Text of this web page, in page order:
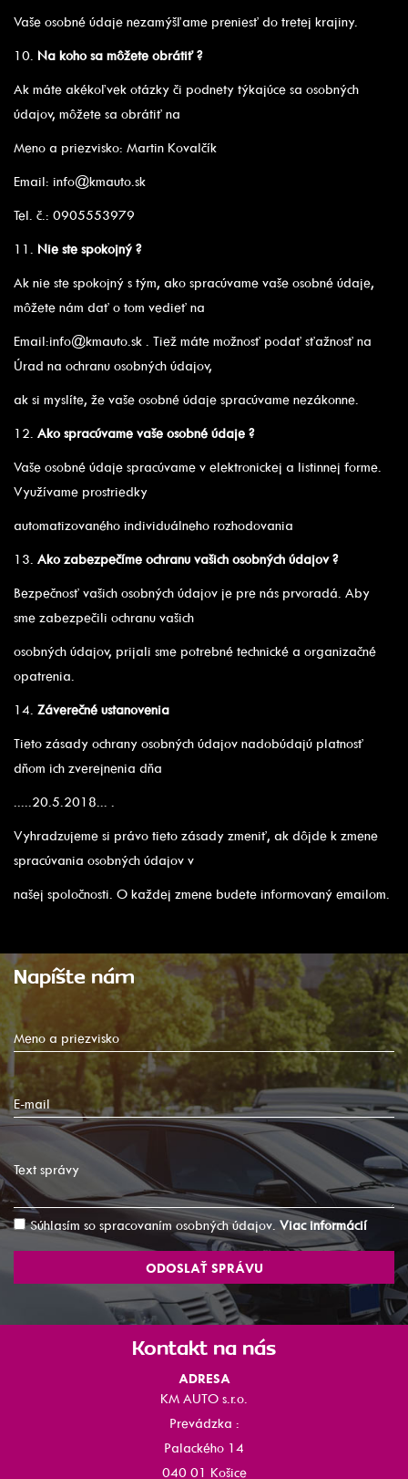
Vaše osobné údaje nezamýšľame preniesť do tretej krajiny.
10. Na koho sa môžete obrátiť ?
Ak máte akékoľvek otázky či podnety týkajúce sa osobných
údajov, môžete sa obrátiť na
Meno a priezvisko: Martin Kovalčík
Email: info@kmauto.sk
Tel. č.: 0905553979
11. Nie ste spokojný ?
Ak nie ste spokojný s tým, ako spracúvame vaše osobné údaje,
môžete nám dať o tom vedieť na
Email:info@kmauto.sk . Tiež máte možnosť podať sťažnosť na
Úrad na ochranu osobných údajov,
ak si myslíte, že vaše osobné údaje spracúvame nezákonne.
12. Ako spracúvame vaše osobné údaje ?
Vaše osobné údaje spracúvame v elektronickej a listinnej forme.
Využívame prostriedky
automatizovaného individuálneho rozhodovania
13. Ako zabezpečíme ochranu vašich osobných údajov ?
Bezpečnosť vašich osobných údajov je pre nás prvoradá. Aby
sme zabezpečili ochranu vašich
osobných údajov, prijali sme potrebné technické a organizačné
opatrenia.
14. Záverečné ustanovenia
Tieto zásady ochrany osobných údajov nadobúdajú platnosť
dňom ich zverejnenia dňa
.....20.5.2018... .
Vyhradzujeme si právo tieto zásady zmeniť, ak dôjde k zmene
spracúvania osobných údajov v
našej spoločnosti. O každej zmene budete informovaný emailom.
Napíšte nám
Meno a priezvisko
E-mail
Text správy
Súhlasím so spracovaním osobných údajov. Viac informácií
ODOSLAŤ SPRÁVU
Kontakt na nás
ADRESA
KM AUTO s.r.o.
Prevádzka :
Palackého 14
040 01 Košice